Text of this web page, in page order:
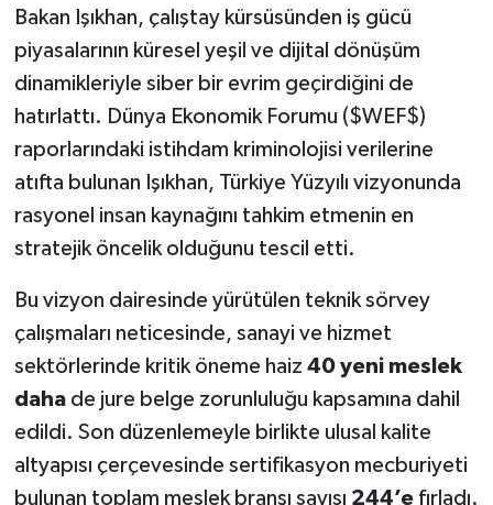
Bakan Işıkhan, çalıştay kürsüsünden iş gücü
piyasalarının küresel yeşil ve dijital dönüşüm
dinamikleriyle siber bir evrim geçirdiğini de
hatırlattı. Dünya Ekonomik Forumu ($WEF$)
raporlarındaki istihdam kriminolojisi verilerine
atıfta bulunan Işıkhan, Türkiye Yüzyılı vizyonunda
rasyonel insan kaynağını tahkim etmenin en
stratejik öncelik olduğunu tescil etti.
Bu vizyon dairesinde yürütülen teknik sörvey
çalışmaları neticesinde, sanayi ve hizmet
sektörlerinde kritik öneme haiz 40 yeni meslek
dahade jure belge zorunluluğu kapsamına dahil
edildi. Son düzenlemeyle birlikte ulusal kalite
altyapısı çerçevesinde sertifikasyon mecburiyeti
bulunan toplam meslek branşı sayısı 244’efırladı.